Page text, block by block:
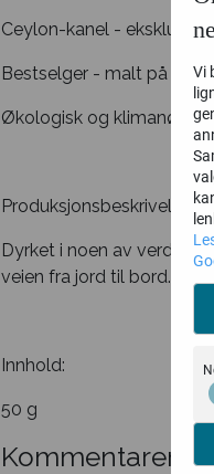
Ceylon-kanel - eksklusiv
Bestselger - malt på
Økologisk og klimanøytral
Produksjonsbeskrivelse:
Dyrket i noen av verdens
veien fra jord til bord.
Innhold:
50 g
Kommentarer
Vi